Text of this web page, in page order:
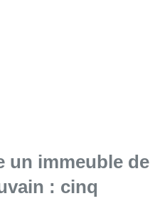
un immeuble de
: cinq